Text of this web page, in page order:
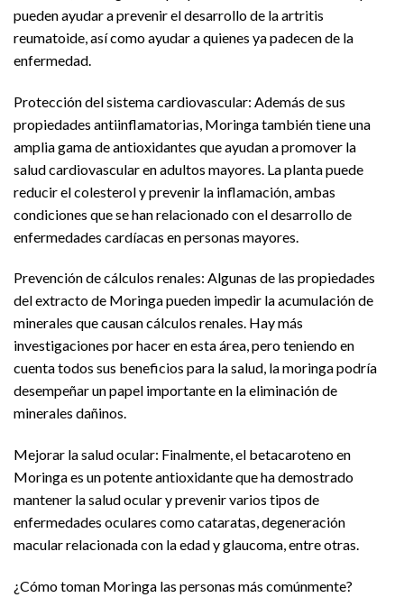
pueden ayudar a prevenir el desarrollo de la artritis
reumatoide, así como ayudar a quienes ya padecen de la
enfermedad.
Protección del sistema cardiovascular: Además de sus
propiedades antiinflamatorias, Moringa también tiene una
amplia gama de antioxidantes que ayudan a promover la
salud cardiovascular en adultos mayores. La planta puede
reducir el colesterol y prevenir la inflamación, ambas
condiciones que se han relacionado con el desarrollo de
enfermedades cardíacas en personas mayores.
Prevención de cálculos renales: Algunas de las propiedades
del extracto de Moringa pueden impedir la acumulación de
minerales que causan cálculos renales. Hay más
investigaciones por hacer en esta área, pero teniendo en
cuenta todos sus beneficios para la salud, la moringa podría
desempeñar un papel importante en la eliminación de
minerales dañinos.
Mejorar la salud ocular: Finalmente, el betacaroteno en
Moringa es un potente antioxidante que ha demostrado
mantener la salud ocular y prevenir varios tipos de
enfermedades oculares como cataratas, degeneración
macular relacionada con la edad y glaucoma, entre otras.
¿Cómo toman Moringa las personas más comúnmente?